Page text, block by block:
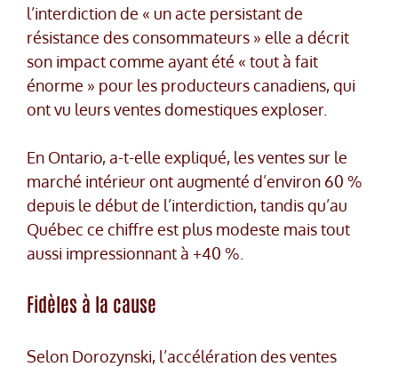
l’interdiction de « un acte persistant de
résistance des consommateurs » elle a décrit
son impact comme ayant été « tout à fait
énorme » pour les producteurs canadiens, qui
ont vu leurs ventes domestiques exploser.
En Ontario, a-t-elle expliqué, les ventes sur le
marché intérieur ont augmenté d’environ 60 %
depuis le début de l’interdiction, tandis qu’au
Québec ce chiffre est plus modeste mais tout
aussi impressionnant à +40 %.
Fidèles à la cause
Selon Dorozynski, l’accélération des ventes